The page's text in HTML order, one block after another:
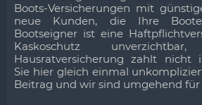
Boots-Versicherungen mit
neue Kunden, die Ihre
Bootseigner ist eine
Kaskoschutz
Hausratversicherung zahlt nicht
Sie hier gleich einmal
Beitrag und wir sind umgehend für